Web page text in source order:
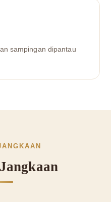
sampingan dipantau